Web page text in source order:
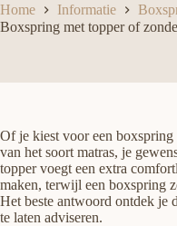
Home Informatie
Boxspring met topper of
Of je kiest voor een
van het soort matras, je
topper voegt een extra
maken, terwijl een boxspring
Het beste antwoord ontdek je
te laten adviseren.